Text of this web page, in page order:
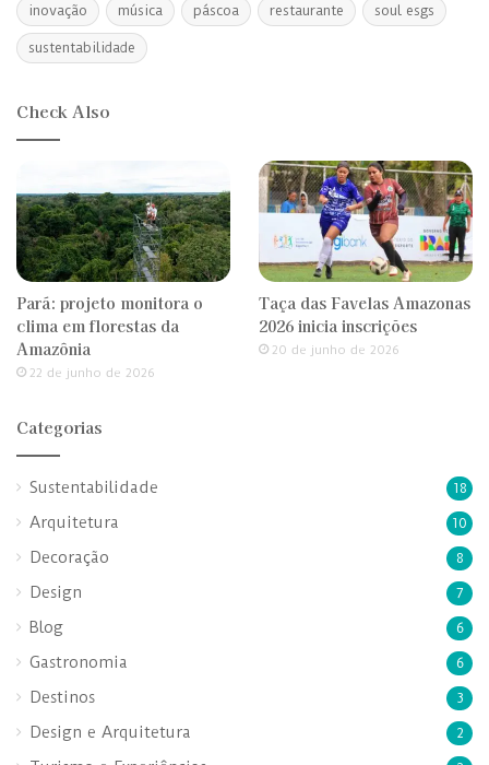
inovação música páscoa restaurante soul esgs
sustentabilidade
Check Also
Pará: projeto monitora o
clima em florestas da
Amazônia
22 de junho de 2026
Taça das Favelas Amazonas
2026 inicia inscrições
20 de junho de 2026
Categorias
Sustentabilidade 18
Arquitetura 10
Decoração 8
Design 7
Blog 6
Gastronomia 6
Destinos 3
Design e Arquitetura 2